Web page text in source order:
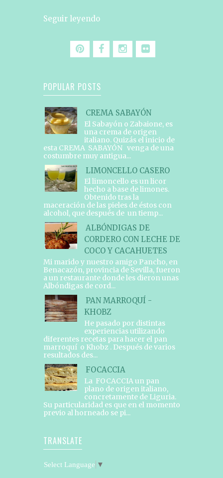
Seguir leyendo
POPULAR POSTS
CREMA SABAYÓN
El Sabayón o Zabaione, es
una crema de origen
italiano. Quizás el inicio de
esta CREMA SABAYÓN venga de una
costumbre muy antigua...
LIMONCELLO CASERO
El limoncello es un licor
hecho a base de limones.
Obtenido tras la
maceración de las pieles de éstos con
alcohol, que después de un tiemp...
ALBÓNDIGAS DE
CORDERO CON LECHE DE
COCO Y CACAHUETES
Mi marido y nuestro amigo Pancho, en
Benacazón, provincia de Sevilla, fueron
a un restaurante donde les dieron unas
Albóndigas de cord...
PAN MARROQUÍ -
KHOBZ
He pasado por distintas
experiencias utilizando
diferentes recetas para hacer el pan
marroquí o Khobz . Después de varios
resultados des...
FOCACCIA
La FOCACCIA un pan
plano de origen italiano,
concretamente de Liguria.
Su particularidad es que en el momento
previo al horneado se pi...
TRANSLATE
Select Language ▼